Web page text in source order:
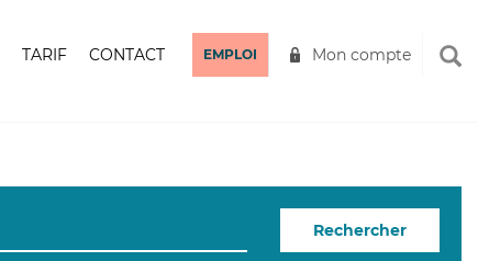
TARIF CONTACT EMPLOI Mon compte
Rechercher